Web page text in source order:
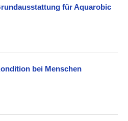
für Aquarobic
bei Menschen